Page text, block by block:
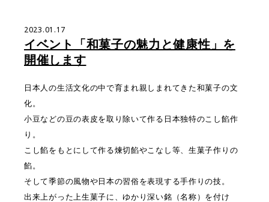
2023.01.17
イベント「和菓子の魅力と健康性」を
開催します
日本人の生活文化の中で育まれ親しまれてきた和菓子の文
化。
小豆などの豆の表皮を取り除いて作る日本独特のこし餡作
り。
こし餡をもとにして作る煉切餡やこなし等、生菓子作りの
餡。
そして季節の風物や日本の習俗を表現する手作りの技。
出来上がった上生菓子に、ゆかり深い銘（名称）を付け